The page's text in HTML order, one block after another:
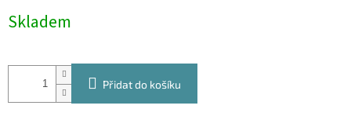
Skladem
Přidat do košíku